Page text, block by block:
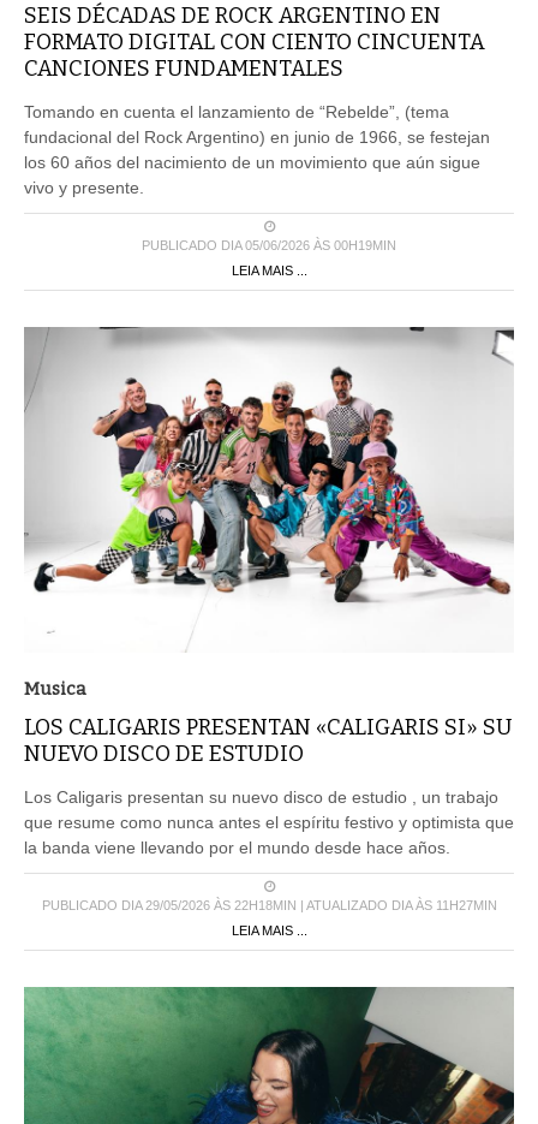
SEIS DÉCADAS DE ROCK ARGENTINO EN
FORMATO DIGITAL CON CIENTO CINCUENTA
CANCIONES FUNDAMENTALES
Tomando en cuenta el lanzamiento de “Rebelde”, (tema
fundacional del Rock Argentino) en junio de 1966, se festejan
los 60 años del nacimiento de un movimiento que aún sigue
vivo y presente.
PUBLICADO DIA 05/06/2026 ÀS 00H19MIN
LEIA MAIS ...
Musica
LOS CALIGARIS PRESENTAN «CALIGARIS SI» SU
NUEVO DISCO DE ESTUDIO
Los Caligaris presentan su nuevo disco de estudio , un trabajo
que resume como nunca antes el espíritu festivo y optimista que
la banda viene llevando por el mundo desde hace años.
PUBLICADO DIA 29/05/2026 ÀS 22H18MIN | ATUALIZADO DIA ÀS 11H27MIN
LEIA MAIS ...